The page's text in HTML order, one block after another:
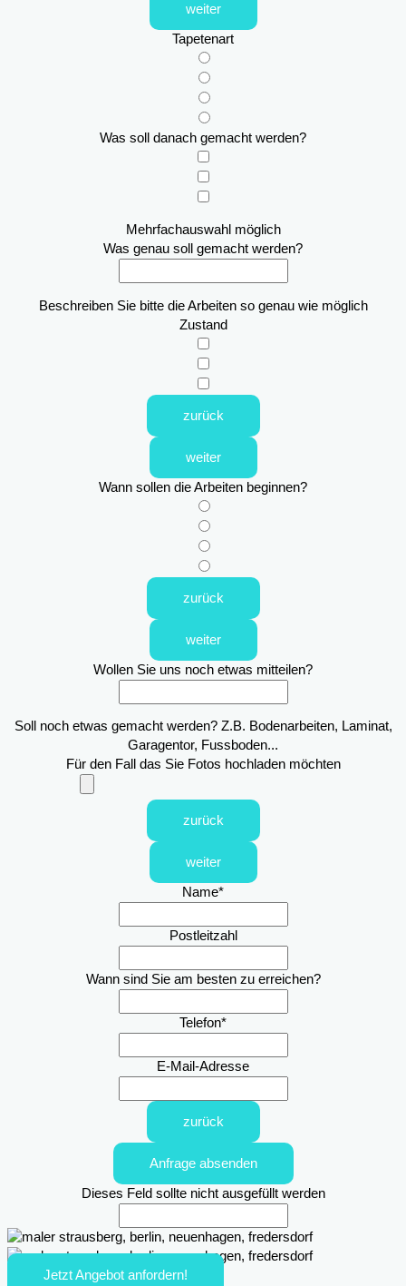
weiter
Tapetenart
Was soll danach gemacht werden?
Mehrfachauswahl möglich
Was genau soll gemacht werden?
Beschreiben Sie bitte die Arbeiten so genau wie möglich
Zustand
zurück
weiter
Wann sollen die Arbeiten beginnen?
zurück
weiter
Wollen Sie uns noch etwas mitteilen?
Soll noch etwas gemacht werden? Z.B. Bodenarbeiten, Laminat,
Garagentor, Fussboden...
Für den Fall das Sie Fotos hochladen möchten
zurück
weiter
Name*
Postleitzahl
Wann sind Sie am besten zu erreichen?
Telefon*
E-Mail-Adresse
zurück
Anfrage absenden
Dieses Feld sollte nicht ausgefüllt werden
Jetzt Angebot anfordern!